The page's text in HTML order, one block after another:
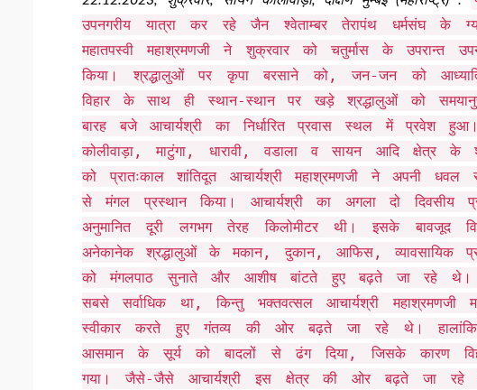
उपनगरीय यात्रा कर रहे जैन श्वेताम्बर तेरापंथ धर्मसंघ के
महातपस्वी महाश्रमणजी ने शुक्रवार को चतुर्मास के उपरान्त
किया। श्रद्धालुओं पर कृपा बरसाने को, जन-जन को
विहार के साथ ही स्थान-स्थान पर खड़े श्रद्धालुओं को
बारह बजे आचार्यश्री का निर्धारित प्रवास स्थल में प्रवेश
कोलीवाड़ा, माटुंगा, धारावी, वडाला व सायन आदि क्षेत्र
को प्रातःकाल शांतिदूत आचार्यश्री महाश्रमणजी ने अपनी
से मंगल प्रस्थान किया। आचार्यश्री का अगला दो दिवसीय
अनुमानित दूरी लगभग तेरह किलोमीटर थी। इसके बावजूद
अनेकानेक श्रद्धालुओं के मकान, दुकान, आफिस, व्यावसायिक
को मंगलपाठ सुनाते और आशीष बांटते हुए बढ़ते जा रहे थे।
सबसे सर्वाधिक था, किन्तु भक्तवत्सल आचार्यश्री
स्वीकार करते हुए गंतव्य की ओर बढ़ते जा रहे थे।
आसमान के सूर्य को बादलों से ढंग दिया, जिसके कारण
गया। जैसे-जैसे आचार्यश्री इस क्षेत्र की ओर बढ़ते जा रहे